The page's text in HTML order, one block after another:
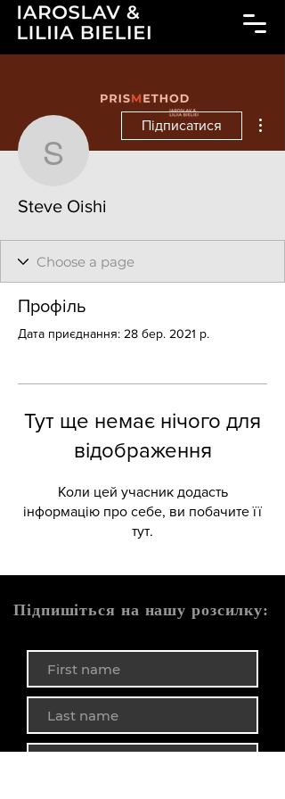
Steve Oishi
Підписатися
Steve Oishi
Профіль
Дата приєднання: 28 бер. 2021 р.
Тут ще немає нічого для
відображення
Коли цей учасник додасть
інформацію про себе, ви побачите її
тут.
Підпишіться на нашу розсилку: